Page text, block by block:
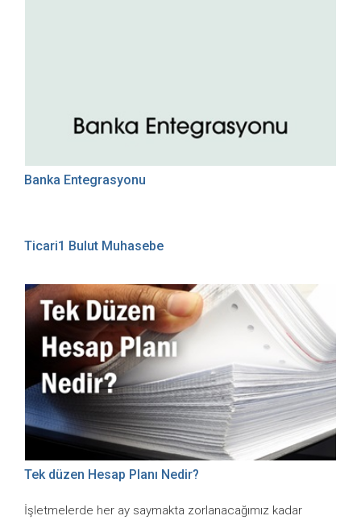
Banka Entegrasyonu
Ticari1 Bulut Muhasebe
Tek düzen Hesap Planı Nedir?
İşletmelerde her ay saymakta zorlanacağımız kadar